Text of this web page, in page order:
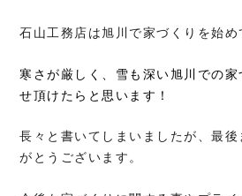
石山工務店は旭川で家づくりを始め
寒さが厳しく、雪も深い旭川での
せ頂けたらと思います！
長々と書いてしまいましたが、最後
がとうございます。